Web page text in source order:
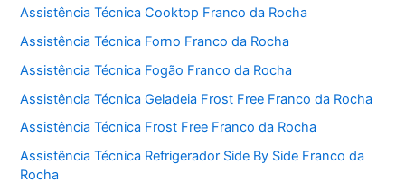
Assistência Técnica Cooktop Franco da Rocha
Assistência Técnica Forno Franco da Rocha
Assistência Técnica Fogão Franco da Rocha
Assistência Técnica Geladeia Frost Free Franco da Rocha
Assistência Técnica Frost Free Franco da Rocha
Assistência Técnica Refrigerador Side By Side Franco da
Rocha